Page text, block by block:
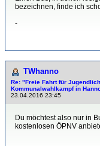
bezeichnen, finde ich
-
TWhanno
Re: "Freie Fahrt für
Kommunalwahlkampf in
23.04.2016 23:45
Du möchtest also nur in
kostenlosen ÖPNV